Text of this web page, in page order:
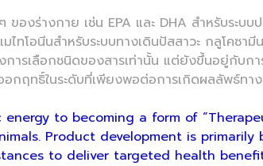
งกาย เช่น EPA และ DHA สำหรับระบบป
ทโอนีนสำหรับระบบทางเดินปัสสาวะ กลูโคซ
ารเลือกชนิดของสารเท่านั้น แต่ยังขึ้นอยู่กับ
กฤทธิ์ในระดับที่เพียงพอต่อการเกิดผลลัพธ์ท
to becoming a form of
Product development is
to deliver targeted health